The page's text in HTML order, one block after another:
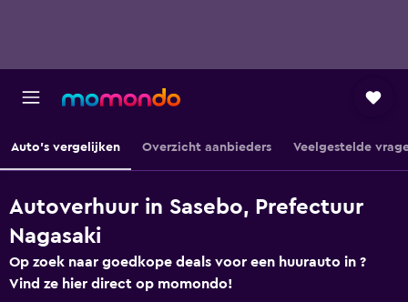
Auto's vergelijken Overzicht aanbieders Veelgestelde
Autoverhuur in Sasebo, Prefectuur
Nagasaki
Op zoek naar goedkope deals voor een huurauto in ?
Vind ze hier direct op momondo!